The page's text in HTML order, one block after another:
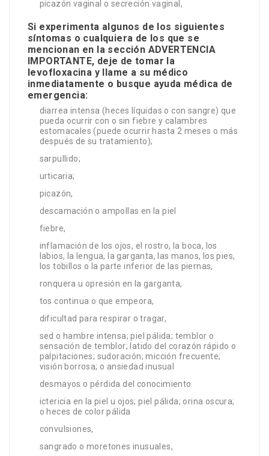
picazón vaginal o secreción vaginal,
Si experimenta algunos de los siguientes
síntomas o cualquiera de los que se
mencionan en la sección ADVERTENCIA
IMPORTANTE, deje de tomar la
levofloxacina y llame a su médico
inmediatamente o busque ayuda médica de
emergencia:
diarrea intensa (heces líquidas o con sangre) que
pueda ocurrir con o sin fiebre y calambres
estomacales (puede ocurrir hasta 2 meses o más
después de su tratamiento);
sarpullido;
urticaria;
picazón,
descamación o ampollas en la piel
fiebre,
inflamación de los ojos, el rostro, la boca, los
labios, la lengua, la garganta, las manos, los pies,
los tobillos o la parte inferior de las piernas,
ronquera u opresión en la garganta,
tos continua o que empeora,
dificultad para respirar o tragar,
sed o hambre intensa; piel pálida; temblor o
sensación de temblor; latido del corazón rápido o
palpitaciones; sudoración; micción frecuente;
visión borrosa; o ansiedad inusual
desmayos o pérdida del conocimiento
ictericia en la piel u ojos; piel pálida; orina oscura;
o heces de color pálida
convulsiones,
sangrado o moretones inusuales,